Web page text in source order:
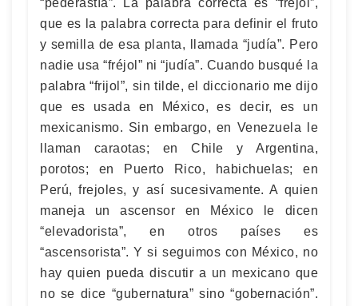
“pederastía”. La palabra correcta es “fréjol”,
que es la palabra correcta para definir el fruto
y semilla de esa planta, llamada “judía”. Pero
nadie usa “fréjol” ni “judía”. Cuando busqué la
palabra “frijol”, sin tilde, el diccionario me dijo
que es usada en México, es decir, es un
mexicanismo. Sin embargo, en Venezuela le
llaman caraotas; en Chile y Argentina,
porotos; en Puerto Rico, habichuelas; en
Perú, frejoles, y así sucesivamente. A quien
maneja un ascensor en México le dicen
“elevadorista”, en otros países es
“ascensorista”. Y si seguimos con México, no
hay quien pueda discutir a un mexicano que
no se dice “gubernatura” sino “gobernación”.